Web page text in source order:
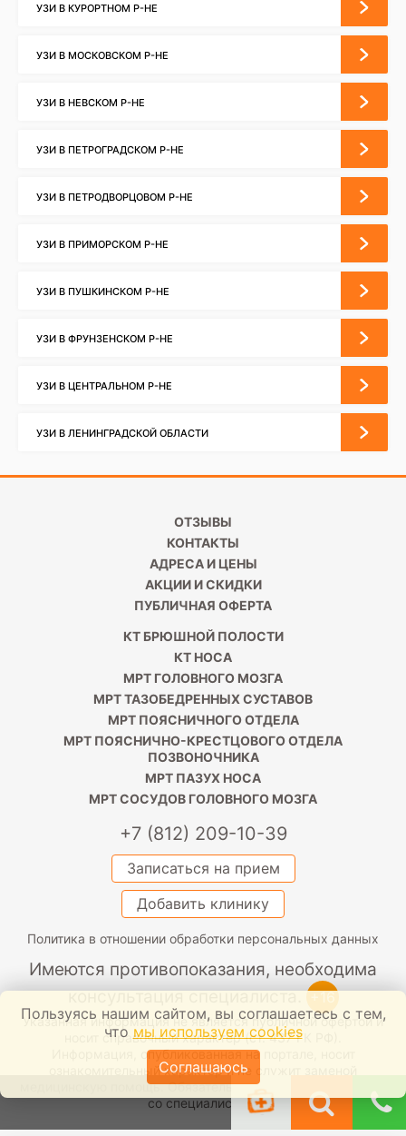
УЗИ В КУРОРТНОМ Р-НЕ
УЗИ В МОСКОВСКОМ Р-НЕ
УЗИ В НЕВСКОМ Р-НЕ
УЗИ В ПЕТРОГРАДСКОМ Р-НЕ
УЗИ В ПЕТРОДВОРЦОВОМ Р-НЕ
УЗИ В ПРИМОРСКОМ Р-НЕ
УЗИ В ПУШКИНСКОМ Р-НЕ
УЗИ В ФРУНЗЕНСКОМ Р-НЕ
УЗИ В ЦЕНТРАЛЬНОМ Р-НЕ
УЗИ В ЛЕНИНГРАДСКОЙ ОБЛАСТИ
ОТЗЫВЫ
КОНТАКТЫ
АДРЕСА И ЦЕНЫ
АКЦИИ И СКИДКИ
ПУБЛИЧНАЯ ОФЕРТА
КТ БРЮШНОЙ ПОЛОСТИ
КТ НОСА
МРТ ГОЛОВНОГО МОЗГА
МРТ ТАЗОБЕДРЕННЫХ СУСТАВОВ
МРТ ПОЯСНИЧНОГО ОТДЕЛА
МРТ ПОЯСНИЧНО-КРЕСТЦОВОГО ОТДЕЛА
ПОЗВОНОЧНИКА
МРТ ПАЗУХ НОСА
МРТ СОСУДОВ ГОЛОВНОГО МОЗГА
+7 (812) 209-10-39
Записаться на прием
Добавить клинику
Политика в отношении обработки персональных данных
Имеются противопоказания, необходима
консультация специалиста. +16
Указанная информация не является публичной офертой и
носит справочный характер (ст. 437 ГК РФ).
Информация, опубликованная на портале, носит
ознакомительный характер и не служит заменой
медицинскую помощь. Обязательно проконсультируйтесь
со специалистом.
Пользуясь нашим сайтом, вы соглашаетесь с тем,
что мы используем cookies
Соглашаюсь